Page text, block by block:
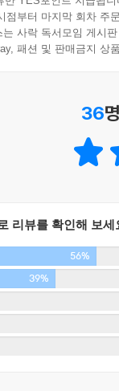
개선되는 것을 확
관계에서 갈등
지 말고, 그가 하는
형을 상대하는 요령
하게 망가졌든, 당
니다.”
뷰 중에서, <오프라
사례에는 부부, 연
과 행동을 샅샅이
하게 되는데, 여기
점부터 마지막 회차 주
사락 독서모임 게시
패션 및 판매금지 상
36
리뷰를 확인해 보세
56%
39%